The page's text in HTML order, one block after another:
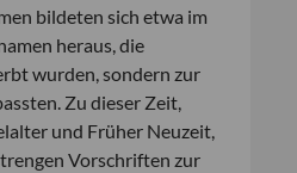
bildeten sich etwa im
heraus, die
wurden, sondern zur
Zu dieser Zeit,
und Früher Neuzeit,
Vorschriften zur